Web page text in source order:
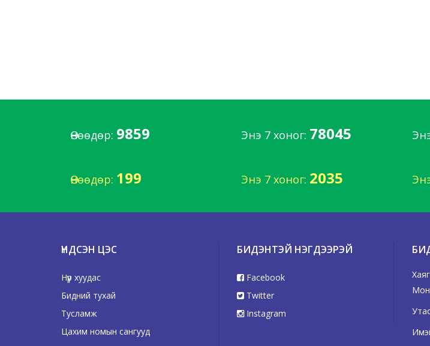
Өнөөдөр: 9859 Энэ 7 хоног: 78045
Өнөөдөр: 199 Энэ 7 хоног: 2035
ҮНДСЭН ЦЭС
Нүүр хуудас
Бидний тухай
Тусламж
Цахим номын сангууд
БИДЭНТЭЙ НЭГДЭЭРЭЙ
Facebook
Twitter
Instagram